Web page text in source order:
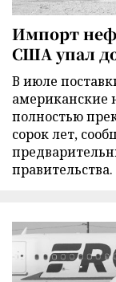
Импорт
США упал
В июле
американские
полностью
сорок лет,
правительства.